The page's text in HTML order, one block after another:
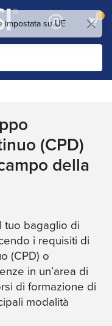
0
(CPD)
della
tuo bagaglio di
i requisiti di
(CPD) o
in un’area di
di formazione di
modalità